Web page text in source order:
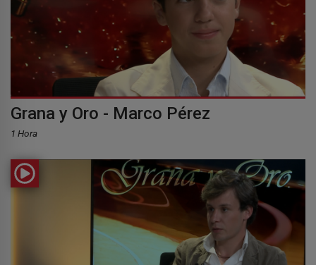
Grana y Oro - Marco Pérez
1 Hora